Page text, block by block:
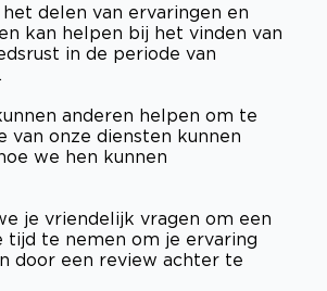
delen van ervaringen en
kan helpen bij het vinden van
in de periode van
anderen helpen om te
van onze diensten kunnen
we hen kunnen
je vriendelijk vragen om een
tijd te nemen om je ervaring
door een review achter te